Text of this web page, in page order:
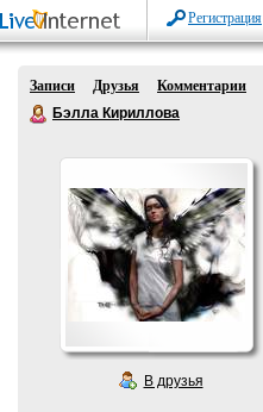
Регистрация
Записи Друзья
Комментарии
Бэлла Кириллова
В друзья